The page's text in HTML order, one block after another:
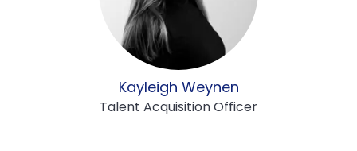
Kayleigh Weynen
Talent Acquisition Officer